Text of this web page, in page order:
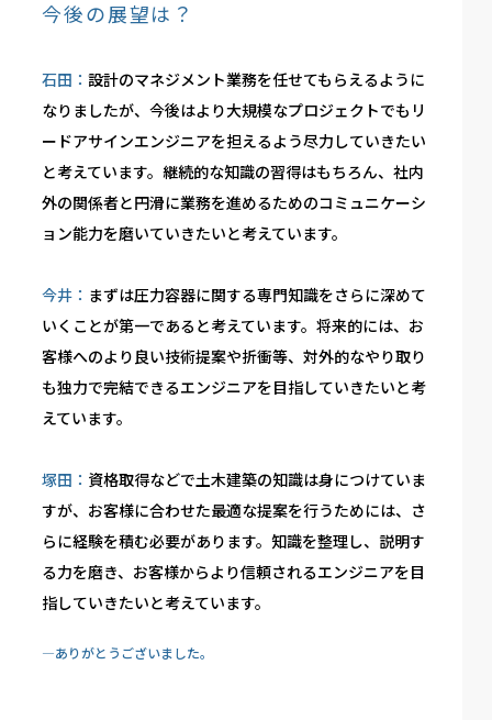
今後の展望は？
石田：設計のマネジメント業務を任せてもらえるように
なりましたが、今後はより大規模なプロジェクトでもリ
ードアサインエンジニアを担えるよう尽力していきたい
と考えています。継続的な知識の習得はもちろん、社内
外の関係者と円滑に業務を進めるためのコミュニケーシ
ョン能力を磨いていきたいと考えています。
今井： まずは圧力容器に関する専門知識をさらに深めて
いくことが第一であると考えています。将来的には、お
客様へのより良い技術提案や折衝等、対外的なやり取り
も独力で完結できるエンジニアを目指していきたいと考
えています。
塚田： 資格取得などで土木建築の知識は身につけていま
すが、お客様に合わせた最適な提案を行うためには、さ
らに経験を積む必要があります。知識を整理し、説明す
る力を磨き、お客様からより信頼されるエンジニアを目
指していきたいと考えています。
―ありがとうございました。